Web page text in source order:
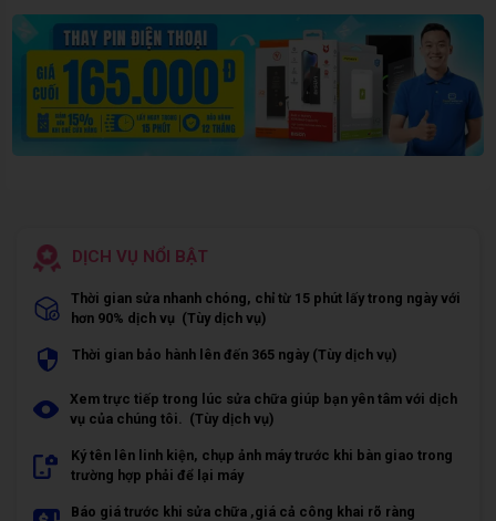
DỊCH VỤ NỔI BẬT
Thời gian sửa nhanh chóng, chỉ từ 15 phút lấy trong ngày với
hơn 90% dịch vụ (Tùy dịch vụ)
Thời gian bảo hành lên đến 365 ngày (Tùy dịch vụ)
Xem trực tiếp trong lúc sửa chữa giúp bạn yên tâm với dịch
vụ của chúng tôi. (Tùy dịch vụ)
Ký tên lên linh kiện, chụp ảnh máy trước khi bàn giao trong
trường hợp phải để lại máy
Báo giá trước khi sửa chữa ,giá cả công khai rõ ràng